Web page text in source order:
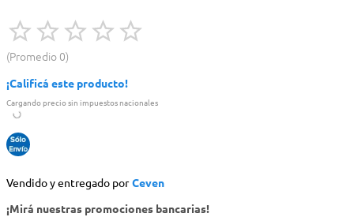
Promedio 0
¡Calificá este producto!
Cargando precio sin impuestos nacionales
Vendido y entregado por Ceven
¡Mirá nuestras promociones bancarias!